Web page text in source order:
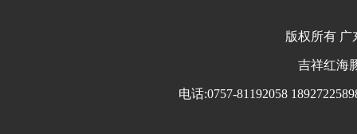
版权所有
吉祥红海
电话:0757-81192058